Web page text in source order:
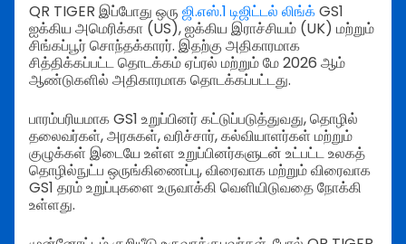
QR TIGER இப்போது ஒரு ஜி.எஸ்.1 டிஜிட்டல் லிங்க்GS1
ஐக்கிய அமெரிக்கா (US), ஐக்கிய இராச்சியம் (UK) மற்றும்
சிங்கப்பூர் சொந்தக்காரர். இதற்கு அதிகாரமாக
சித்திக்கப்பட்ட தொடக்கம் ஏப்ரல் மற்றும் மே 2026 ஆம்
ஆண்டுகளில் அதிகாரமாக தொடக்கப்பட்டது.
பாரம்பரியமாக GS1 உறுப்பினர் கட்டுப்படுத்துவது, தொழில்
தலைவர்கள், அரசுகள், வரிச்சார், கல்வியாளர்கள் மற்றும்
குழுக்கள் இடையே உள்ள உறுப்பினர்களுடன் உட்பட்ட உலகத்
தொழில்நுட்ப ஒருங்கிணைப்பு, விரைவாக மற்றும் விரைவாக
GS1 தரம் உறுப்புகளை உருவாக்கி வெளியிடுவதை நோக்கி
உள்ளது.